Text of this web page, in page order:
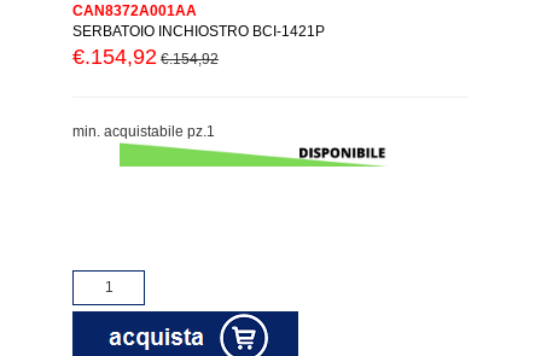
CAN8372A001AA
SERBATOIO INCHIOSTRO BCI-1421P
€.154,92 €.154,92
min. acquistabile pz.1